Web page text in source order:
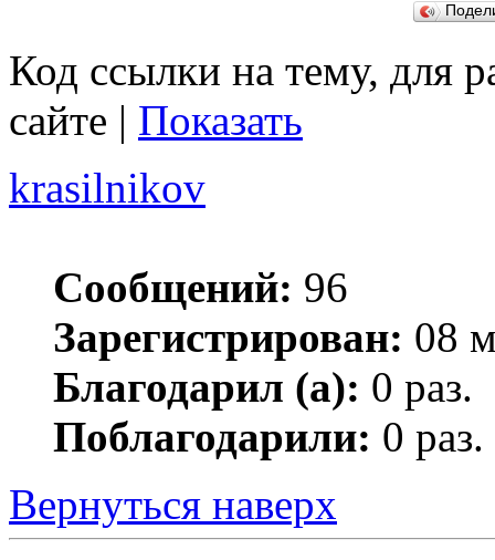
Код ссылки на тему, для
сайте | Показать
krasilnikov
Сообщений: 96
Зарегистрирован: 08
Благодарил (а): 0 раз.
Поблагодарили: 0 раз.
Вернуться наверх